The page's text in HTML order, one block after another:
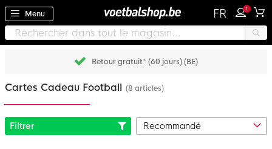
Menu FR 1
Retour gratuit* (60 jours) (BE)
Cartes Cadeau Football (8 articles)
Filtrer